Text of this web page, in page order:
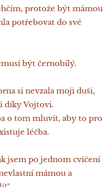
protože být mámou
potřebovat do své
být černobílý.
si nevzala moji duši,
díky Vojtovi.
o tom mluvit, aby to pro
léčba.
jsem po jednom cvičení
mámou a